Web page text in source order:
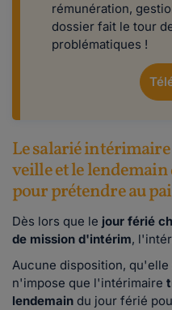
rémunération,
dossier fait le tour
problématiques !
Le salarié
veille et le
pour prétendre au
Dès lors que le jour férié
de mission d'intérim,
Aucune disposition,
n'impose que l'intérimaire
lendemain du jour férié